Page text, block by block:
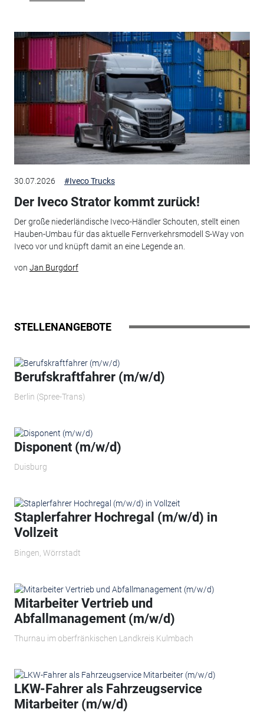
30.07.2026 #Iveco Trucks
Der Iveco Strator kommt zurück!
Der große niederländische Iveco-Händler Schouten, stellt einen
Hauben-Umbau für das aktuelle Fernverkehrsmodell S-Way von
Iveco vor und knüpft damit an eine Legende an.
von Jan Burgdorf
STELLENANGEBOTE
Berufskraftfahrer (m/w/d)
Berlin (Spree-Trans)
Disponent (m/w/d)
Duisburg
Staplerfahrer Hochregal (m/w/d) in
Vollzeit
Bingen, Wörrstadt
Mitarbeiter Vertrieb und
Abfallmanagement (m/w/d)
Thurnau im oberfränkischen Landkreis Kulmbach
LKW-Fahrer als Fahrzeugservice
Mitarbeiter (m/w/d)